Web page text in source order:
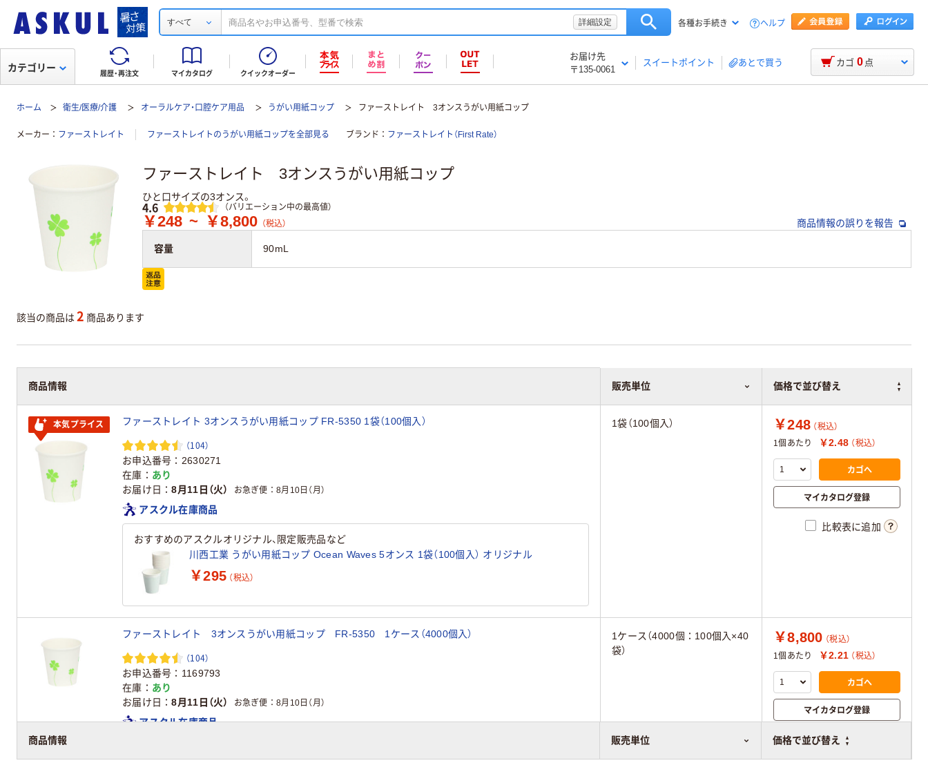
すべて 詳細設定 各種お手続き ヘルプ
履歴・再注文 マイカタログ クイックオーダー
お届け先
〒135-0061
スイートポイント あとで買う
カテゴリー カゴ 0 点
ホーム 衛生/医療/介護 オーラルケア・口腔ケア用品 うがい用紙コップ ファーストレイト 3オンスうがい用紙コップ
メーカー ファーストレイト ファーストレイトのうがい用紙コップを全部見る ブランド ファーストレイト（First Rate）
ファーストレイト 3オンスうがい用紙コップ
ひと口サイズの3オンス。
レビュー
4.6 （バリエーション中の最高値）
￥248 ~ ￥8,800 （税込） 商品情報の誤りを報告
容量 90mL
該当の商品は 2 商品あります
商品情報 販売単位 価格で並び替え
商品情報 販売単位 価格で並び替え
本気プライス ファーストレイト 3オンスうがい用紙コップ FR-5350 1袋（100個入）
（104）
お申込番号
2630271
在庫
あり
お届け日
8月11日（火） お急ぎ便 8月10日（月）
アスクル在庫商品
おすすめのアスクルオリジナル、限定販売品など
川西工業 うがい用紙コップ Ocean Waves 5オンス 1袋（100個入） オリジナル
￥295 （税込）
1袋（100個入） ￥248 （税込）
1個あたり
￥2.48 （税込）
カゴへ
マイカタログ登録
比較表に追加
ファーストレイト 3オンスうがい用紙コップ FR-5350 1ケース（4000個入）
（104）
お申込番号
1169793
在庫
あり
お届け日
8月11日（火） お急ぎ便 8月10日（月）
アスクル在庫商品
1ケース（4000個：100個入×40
袋）
￥8,800 （税込）
1個あたり
￥2.21 （税込）
カゴへ
マイカタログ登録
比較表に追加